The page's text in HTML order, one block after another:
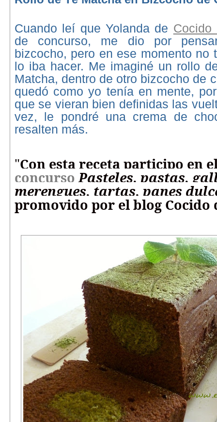
Cuando leí que Yolanda de Cocido
de concurso, me dio por
bizcocho, pero en ese momento no
lo iba hacer. Me imaginé un rollo
Matcha, dentro de otro bizcocho de
quedó como yo tenía en mente,
que se vieran bien definidas las
vez, le pondré una crema de
resalten más.
"Con esta receta participo en
concurso Pasteles, pastas,
merengues, tartas, panes
promovido por el blog Cocido